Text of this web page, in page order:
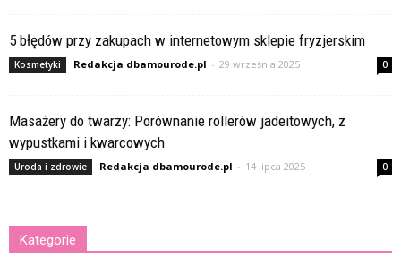
5 błędów przy zakupach w internetowym sklepie fryzjerskim
Kosmetyki Redakcja dbamourode.pl - 29 września 2025 0
Masażery do twarzy: Porównanie rollerów jadeitowych, z
wypustkami i kwarcowych
Uroda i zdrowie Redakcja dbamourode.pl - 14 lipca 2025 0
Kategorie